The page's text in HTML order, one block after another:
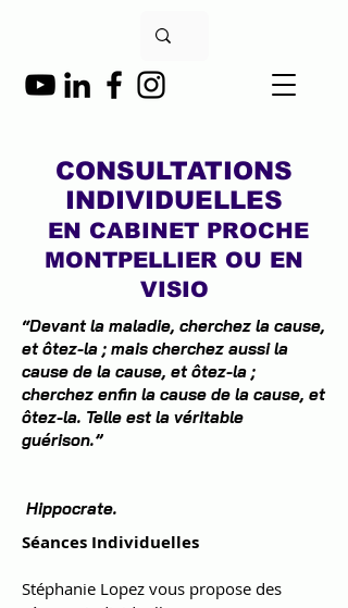
CONSULTATIONS
INDIVIDUELLES
EN CABINET PROCHE
MONTPELLIER OU EN
VISIO
“Devant la maladie, cherchez la cause,
et ôtez-la ; mais cherchez aussi la
cause de la cause, et ôtez-la ;
cherchez enfin la cause de la cause, et
ôtez-la. Telle est la véritable
guérison.”
Hippocrate.
Séances Individuelles
Stéphanie Lopez vous propose des